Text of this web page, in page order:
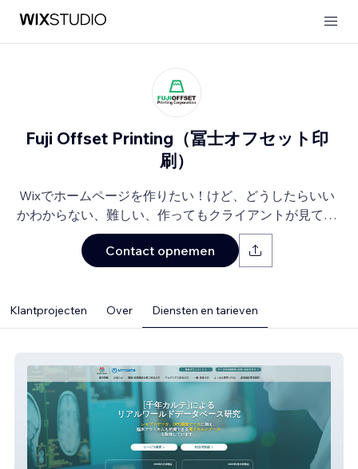
Fuji Offset Printing（冨士オフセット印
刷）
Wixでホームページを作りたい！けど、どうしたらいい
かわからない、難しい、作ってもクライアントが見てく
ださるかわからないなど、まずはご相談下さい。
Contact opnemen
Klantprojecten Over Diensten en tarieven